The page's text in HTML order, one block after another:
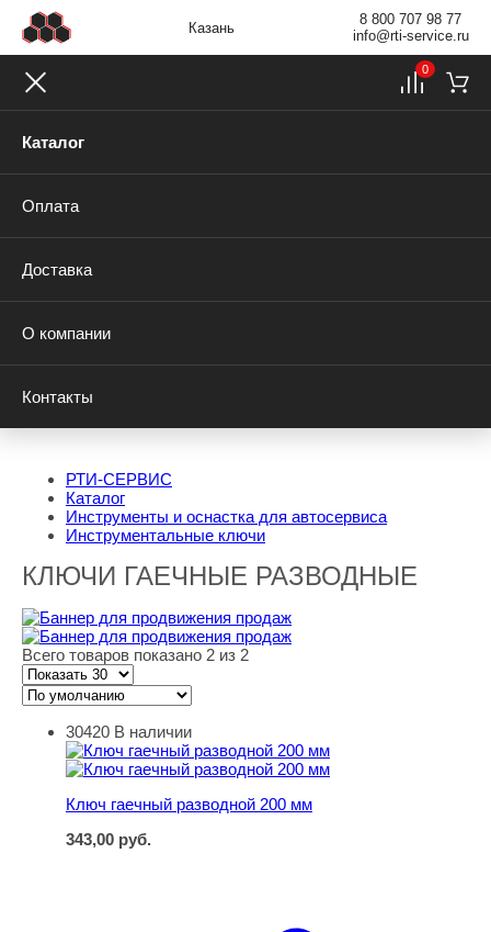
Казань
8 800 707 98 77
info@rti-service.ru
Каталог
Оплата
Доставка
О компании
Контакты
0
РТИ-СЕРВИС
Каталог
Инструменты и оснастка для автосервиса
Инструментальные ключи
КЛЮЧИ ГАЕЧНЫЕ РАЗВОДНЫЕ
Всего товаров показано 2 из 2
Ключ гаечный разводной 200 мм
30420 В наличии
Ключ гаечный разводной 200 мм
343,00 руб.